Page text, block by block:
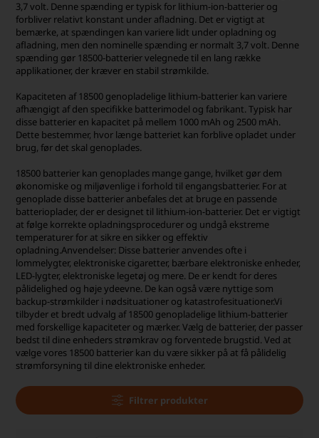
3,7 volt. Denne spænding er typisk for lithium-ion-batterier og
forbliver relativt konstant under afladning. Det er vigtigt at
bemærke, at spændingen kan variere lidt under opladning og
afladning, men den nominelle spænding er normalt 3,7 volt. Denne
spænding gør 18500-batterier velegnede til en lang række
applikationer, der kræver en stabil strømkilde.
Kapaciteten af ​​18500 genopladelige lithium-batterier kan variere
afhængigt af den specifikke batterimodel og fabrikant. Typisk har
disse batterier en kapacitet på mellem 1000 mAh og 2500 mAh.
Dette bestemmer, hvor længe batteriet kan forblive opladet under
brug, før det skal genoplades.
18500 batterier kan genoplades mange gange, hvilket gør dem
økonomiske og miljøvenlige i forhold til engangsbatterier. For at
genoplade disse batterier anbefales det at bruge en passende
batterioplader, der er designet til lithium-ion-batterier. Det er vigtigt
at følge korrekte opladningsprocedurer og undgå ekstreme
temperaturer for at sikre en sikker og effektiv
opladning.Anvendelser: Disse batterier anvendes ofte i
lommelygter, elektroniske cigaretter, bærbare elektroniske enheder,
LED-lygter, elektroniske legetøj og mere. De er kendt for deres
pålidelighed og høje ydeevne. De kan også være nyttige som
backup-strømkilder i nødsituationer og katastrofesituationer.Vi
tilbyder et bredt udvalg af 18500 genopladelige lithium-batterier
med forskellige kapaciteter og mærker. Vælg de batterier, der passer
bedst til dine enheders strømkrav og forventede brugstid. Ved at
vælge vores 18500 batterier kan du være sikker på at få pålidelig
strømforsyning til dine elektroniske enheder.
Filtrer produkter